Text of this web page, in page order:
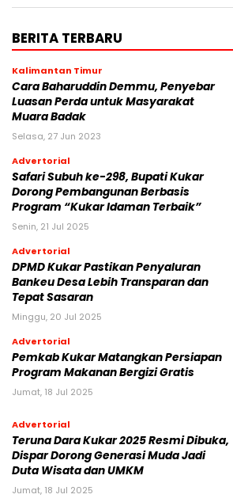
BERITA TERBARU
Kalimantan Timur
Cara Baharuddin Demmu, Penyebar
Luasan Perda untuk Masyarakat
Muara Badak
Selasa, 27 Jun 2023
Advertorial
Safari Subuh ke-298, Bupati Kukar
Dorong Pembangunan Berbasis
Program “Kukar Idaman Terbaik”
Senin, 21 Jul 2025
Advertorial
DPMD Kukar Pastikan Penyaluran
Bankeu Desa Lebih Transparan dan
Tepat Sasaran
Minggu, 20 Jul 2025
Advertorial
Pemkab Kukar Matangkan Persiapan
Program Makanan Bergizi Gratis
Jumat, 18 Jul 2025
Advertorial
Teruna Dara Kukar 2025 Resmi Dibuka,
Dispar Dorong Generasi Muda Jadi
Duta Wisata dan UMKM
Jumat, 18 Jul 2025